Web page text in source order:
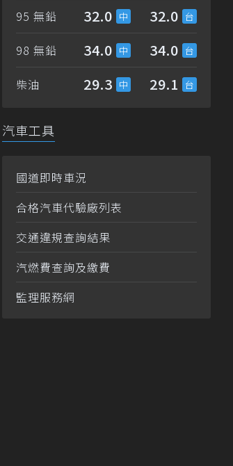
95 無鉛 32.0 32.0
98 無鉛 34.0 34.0
柴油 29.3 29.1
汽車工具
國道即時車況
合格汽車代驗廠列表
交通違規查詢結果
汽燃費查詢及繳費
監理服務網